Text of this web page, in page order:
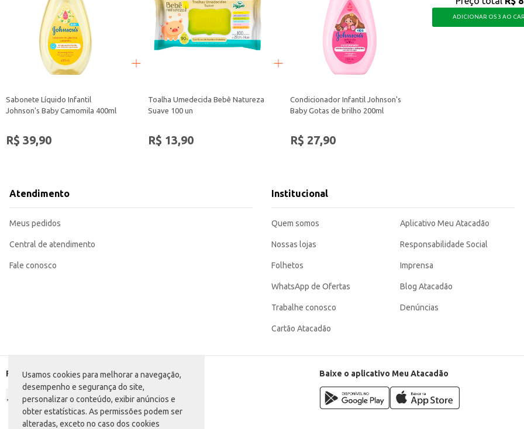
Usamos cookies para melhorar a navegação,
desempenho e segurança do site,
personalizar o conteúdo, exibir anúncios e
obter estatísticas. As permissões podem ser
alteradas, exceto no caso dos cookies
Sabonete Líquido Infantil
Johnson's Baby Camomila 400ml
R$ 39,90
Toalha Umedecida Bebê Natureza
Suave 100 un
R$ 13,90
Condicionador Infantil Johnson's
Baby Gotas de brilho 200ml
R$ 27,90
ADICIONAR OS 3 AO
Atendimento
Meus pedidos
Central de atendimento
Fale conosco
Institucional
Quem somos
Nossas lojas
Folhetos
WhatsApp de Ofertas
Trabalhe conosco
Cartão Atacadão
Aplicativo Meu Atacadão
Responsabilidade Social
Imprensa
Blog Atacadão
Denúncias
Formas de pagamento Baixe o aplicativo Meu Atacadão